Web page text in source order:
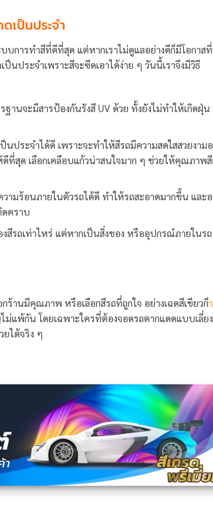
ป็นประจำ
บการทำสีที่ดีที่สุด แต่หากเราไม่ดูแลอย่างดีก็มีโอกาส
นประจำเพราะสีจะซีดเอาได้ง่าย ๆ วันนี้เราจึงมีวิธี
านจะมีสารป้องกันรังสี UV ด้วย ทั้งยังไม่ทำให้เกิดฝุ่น
นประจำได้ดี เพราะจะทำให้สีรถมีความสดใสสวยงาม
ที่สุด เลือกเคลือบแก้วน่าสนใจมาก ๆ ช่วยให้คุณภาพ
วามร้อนภายในตัวรถได้ดี ทำให้รถสะอาดมากขึ้น และ
ดคราบ
สีรถเท่าไหร่ แต่หากเป็นสิ่งของ หรืออุปกรณ์ภายในรถ
ร้านมีคุณภาพ หรือเลือกสีรถที่ถูกใจ อย่างเฉดสีเขียวก็
ม่แพ้กัน โดยเฉพาะใครที่ต้องจอดรถตากแดดแบบเลี่ย
ได้จริง ๆ